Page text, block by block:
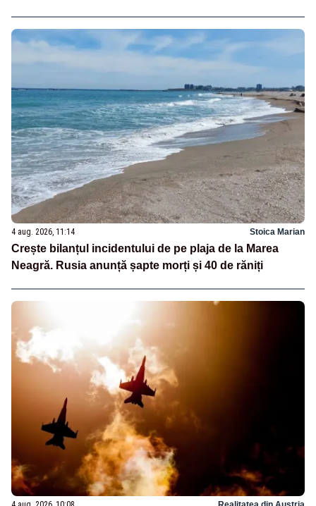
4 aug. 2026, 11:14 Stoica Marian
Crește bilanțul incidentului de pe plaja de la Marea
Neagră. Rusia anunță șapte morți și 40 de răniți